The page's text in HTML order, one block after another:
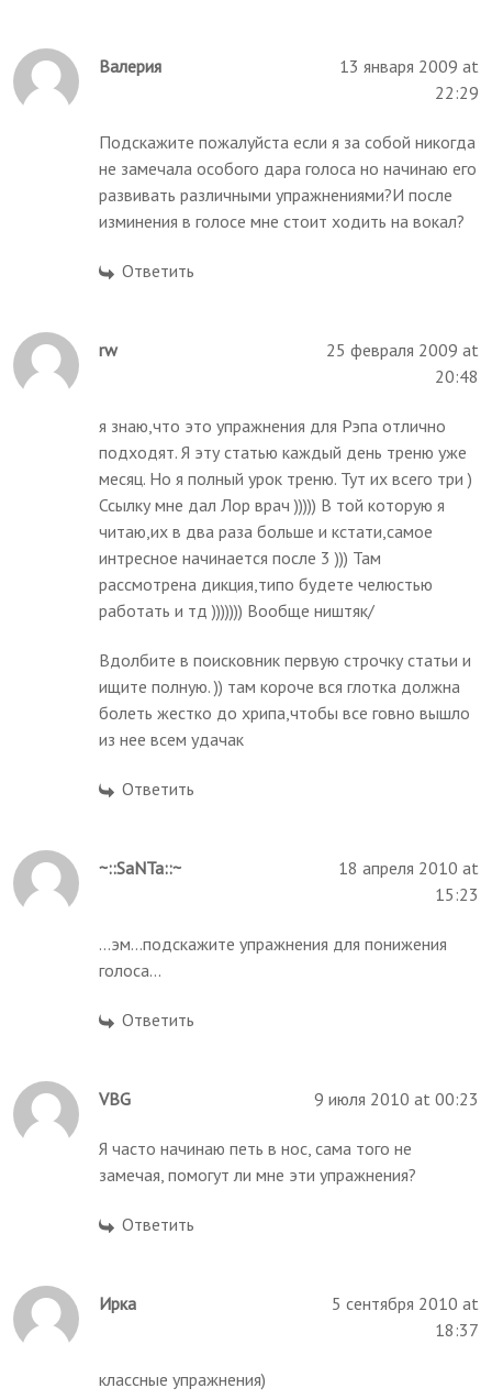
Валерия
13 января 2009 at
22:29
Подскажите пожалуйста если я за собой никогда
не замечала особого дара голоса но начинаю его
развивать различными упражнениями?И после
изминения в голосе мне стоит ходить на вокал?
Ответить
rw
25 февраля 2009 at
20:48
я знаю,что это упражнения для Рэпа отлично
подходят. Я эту статью каждый день треню уже
месяц. Но я полный урок треню. Тут их всего три )
Ссылку мне дал Лор врач ))))) В той которую я
читаю,их в два раза больше и кстати,самое
интресное начинается после 3 ))) Там
рассмотрена дикция,типо будете челюстью
работать и тд ))))))) Вообще ништяк/
Вдолбите в поисковник первую строчку статьи и
ищите полную. )) там короче вся глотка должна
болеть жестко до хрипа,чтобы все говно вышло
из нее всем удачак
Ответить
~::SaNTa::~
18 апреля 2010 at
15:23
...эм...подскажите упражнения для понижения
голоса...
Ответить
VBG 9 июля 2010 at 00:23
Я часто начинаю петь в нос, сама того не
замечая, помогут ли мне эти упражнения?
Ответить
Ирка
5 сентября 2010 at
18:37
классные упражнения)